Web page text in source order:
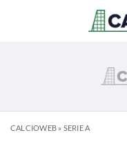
CALCIOWEB» SERIE A